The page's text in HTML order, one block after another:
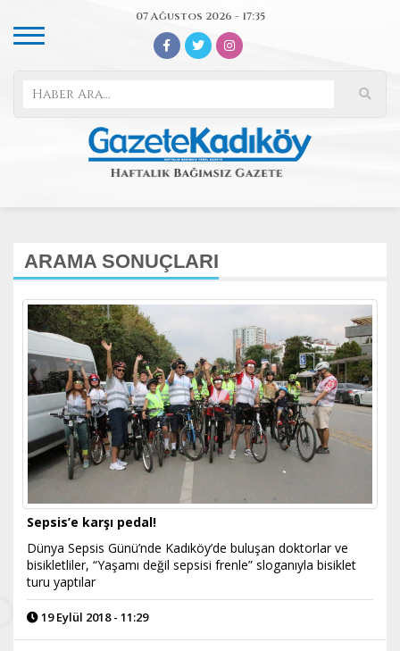
07 Ağustos 2026 - 17:35
ARAMA SONUÇLARI
Sepsis’e karşı pedal!
Dünya Sepsis Günü’nde Kadıköy’de buluşan doktorlar ve
bisikletliler, “Yaşamı değil sepsisi frenle” sloganıyla bisiklet
turu yaptılar
19 Eylül 2018 - 11:29